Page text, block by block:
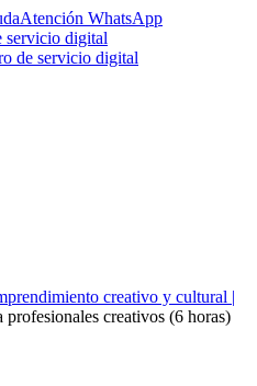
Atención WhatsApp
servicio digital
de servicio digital
creativo y cultural |
profesionales creativos (6 horas)